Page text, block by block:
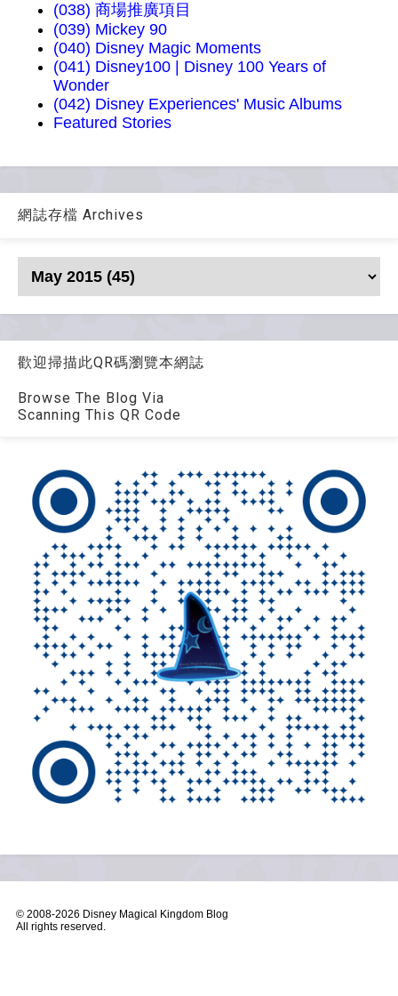
(038) 商場推廣項目
(039) Mickey 90
(040) Disney Magic Moments
(041) Disney100 | Disney 100 Years of
Wonder
(042) Disney Experiences' Music Albums
Featured Stories
網誌存檔 Archives
歡迎掃描此QR碼瀏覽本網誌
Browse The Blog Via
Scanning This QR Code
© 2008-2026 Disney Magical Kingdom Blog
All rights reserved.